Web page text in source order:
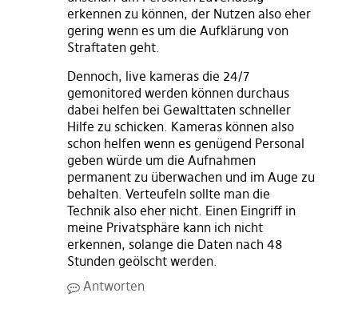
erkennen zu können, der Nutzen also eher
gering wenn es um die Aufklärung von
Straftaten geht.
Dennoch, live kameras die 24/7
gemonitored werden können durchaus
dabei helfen bei Gewalttaten schneller
Hilfe zu schicken. Kameras können also
schon helfen wenn es genügend Personal
geben würde um die Aufnahmen
permanent zu überwachen und im Auge zu
behalten. Verteufeln sollte man die
Technik also eher nicht. Einen Eingriff in
meine Privatsphäre kann ich nicht
erkennen, solange die Daten nach 48
Stunden geölscht werden.
Antworten